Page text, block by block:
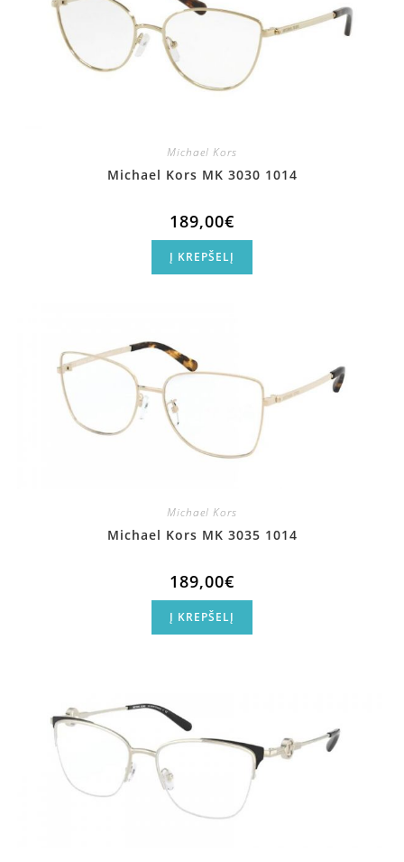
Michael Kors
Michael Kors MK 3030 1014
189,00€
Į KREPŠELĮ
Michael Kors
Michael Kors MK 3035 1014
189,00€
Į KREPŠELĮ